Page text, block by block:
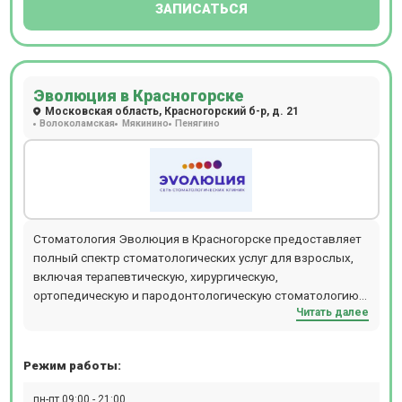
лечение пульпита, лечение кариеса.
ЗАПИСАТЬСЯ
Эволюция в Красногорске
Московская область, Красногорский б-р, д. 21
Волоколамская Мякинино Пенягино
Стоматология Эволюция в Красногорске предоставляет
полный спектр стоматологических услуг для взрослых,
включая терапевтическую, хирургическую,
ортопедическую и пародонтологическую стоматологию.
Прием ведут квалифицированные специалисты:
пародонтолог и стоматолог-гигиенист. В клинике
Читать далее
Режим работы:
пн-пт 09:00 - 21:00